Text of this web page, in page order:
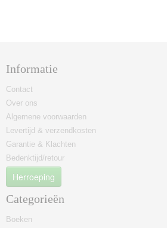
Informatie
Contact
Over ons
Algemene voorwaarden
Levertijd & verzendkosten
Garantie & Klachten
Bedenktijd/retour
Herroeping
Categorieën
Boeken